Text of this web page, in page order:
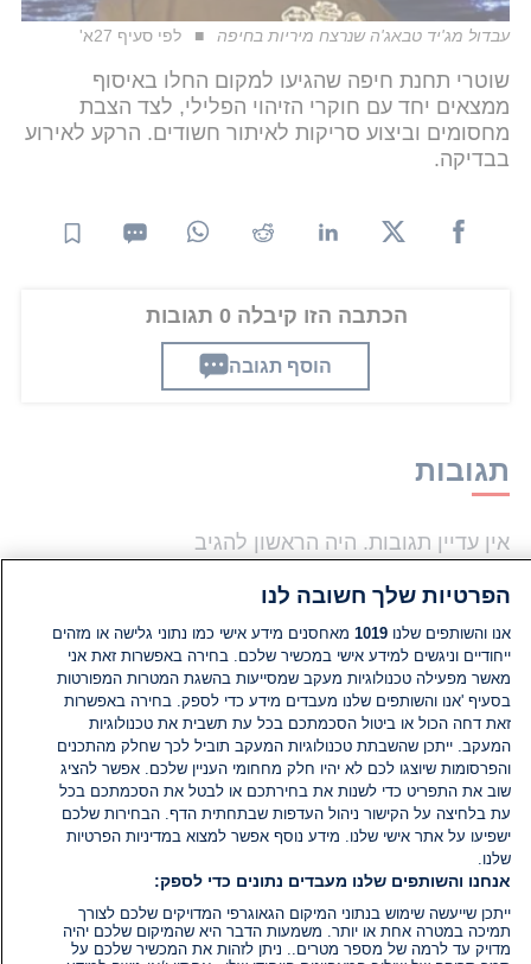
עבדול מג'יד טבאג'ה שנרצח מיריות בחיפה לפי סעיף 27א'
שוטרי תחנת חיפה שהגיעו למקום החלו באיסוף
ממצאים יחד עם חוקרי הזיהוי הפלילי, לצד הצבת
מחסומים וביצוע סריקות לאיתור חשודים. הרקע לאירוע
בבדיקה.
הכתבה הזו קיבלה 0 תגובות
הוסף תגובה
תגובות
אין עדיין תגובות. היה הראשון להגיב
הוסף תגובה
הפרטיות שלך חשובה לנו
אנו והשותפים שלנו1019 מאחסנים מידע אישי כמו נתוני גלישה או מזהים
ייחודיים וניגשים למידע אישי במכשיר שלכם. בחירה באפשרות זאת אני
מאשר מפעילה טכנולוגיות מעקב שמסייעות בהשגת המטרות המפורטות
בסעיף 'אנו והשותפים שלנו מעבדים מידע כדי לספק. בחירה באפשרות
זאת דחה הכול או ביטול הסכמתכם בכל עת תשבית את טכנולוגיות
המעקב. ייתכן שהשבתת טכנולוגיות המעקב תוביל לכך שחלק מהתכנים
והפרסומות שיוצגו לכם לא יהיו חלק מחחומי העניין שלכם. אפשר להציג
שוב את התפריט כדי לשנות את בחירתכם או לבטל את הסכמתכם בכל
עת בלחיצה על הקישור ניהול העדפות שבתחתית הדף. הבחירות שלכם
ישפיעו על אתר אישי שלנו. מידע נוסף אפשר למצוא במדיניות הפרטיות
שלנו.
אנחנו והשותפים שלנו מעבדים נתונים כדי לספק:
ייתכן שייעשה שימוש בנתוני המיקום הגאוגרפי המדויקים שלכם לצורך
תמיכה במטרה אחת או יותר. משמעות הדבר היא שהמיקום שלכם יהיה
מדויק עד לרמה של מספר מטרים.. ניתן לזהות את המכשיר שלכם על